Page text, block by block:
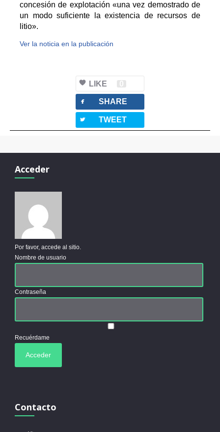
concesión de explotación «una vez demostrado de
un modo suficiente la existencia de recursos de
litio».
Ver la noticia en la publicación
LIKE 0
facebook SHARE
twitterbird TWEET
Acceder
Por favor, accede al sitio.
Nombre de usuario
Contraseña
Recuérdame
Contacto